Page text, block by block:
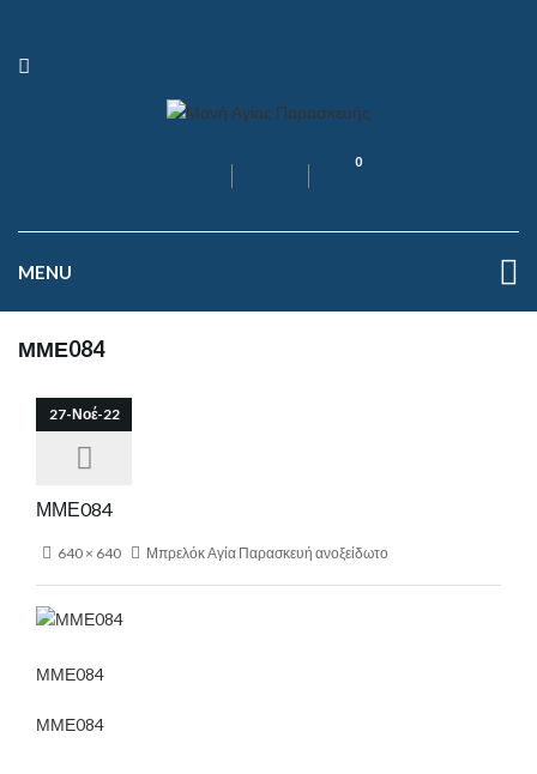
0
MENU
ΜΜΕ084
27-Νοέ-22
ΜΜΕ084
640 × 640 Μπρελόκ Αγία Παρασκευή ανοξείδωτο
ΜΜΕ084
ΜΜΕ084